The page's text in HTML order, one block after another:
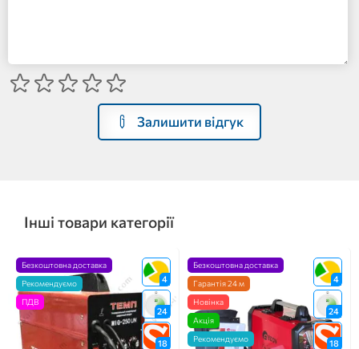
Залишити відгук
Інші товари категорії
4
24
18
Безкоштовна доставка
Рекомендуємо
ПДВ
4
24
18
Безкоштовна доставка
Гарантія 24 м
Новінка
Акція
Рекомендуємо